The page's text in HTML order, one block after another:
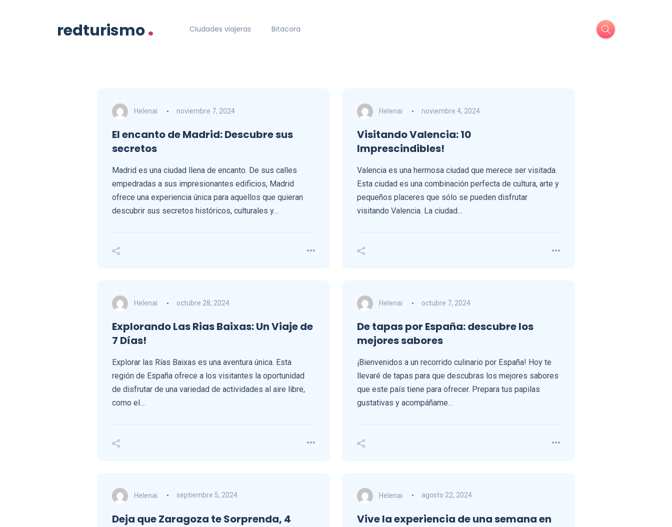
redturismo. Ciudades viajeras Bitacora
Helenai noviembre 7, 2024
El encanto de Madrid: Descubre sus
secretos
Madrid es una ciudad llena de encanto. De sus calles
empedradas a sus impresionantes edificios, Madrid
ofrece una experiencia única para aquellos que quieran
descubrir sus secretos históricos, culturales y…
Helenai noviembre 4, 2024
Visitando Valencia: 10
Imprescindibles!
Valencia es una hermosa ciudad que merece ser visitada.
Esta ciudad es una combinación perfecta de cultura, arte y
pequeños placeres que sólo se pueden disfrutar
visitando Valencia. La ciudad…
Helenai octubre 28, 2024
Explorando Las Rias Baixas: Un Viaje de
7 Días!
Explorar las Rías Baixas es una aventura única. Esta
región de España ofrece a los visitantes la oportunidad
de disfrutar de una variedad de actividades al aire libre,
como el…
Helenai octubre 7, 2024
De tapas por España: descubre los
mejores sabores
¡Bienvenidos a un recorrido culinario por España! Hoy te
llevaré de tapas para que descubras los mejores sabores
que este país tiene para ofrecer. Prepara tus papilas
gustativas y acompáñame…
Helenai septiembre 5, 2024
Deja que Zaragoza te Sorprenda, 4
Helenai agosto 22, 2024
Vive la experiencia de una semana en